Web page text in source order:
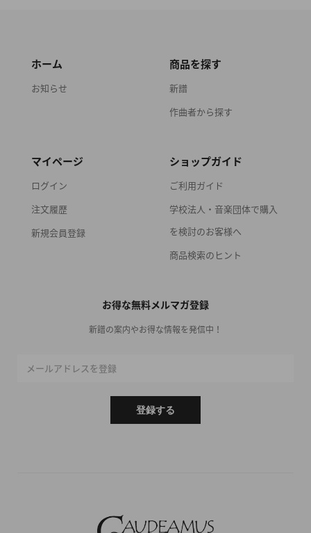
ホーム
お知らせ
商品を探す
新譜
作曲者から探す
マイページ
ログイン
注文履歴
新規会員登録
ショップガイド
ご利用ガイド
学校法人・音楽団体で購入
を検討のお客様へ
商品検索のヒント
お得な無料メルマガ登録
新譜の案内やお得な情報を発信中！
メールアドレスを登録
登録する